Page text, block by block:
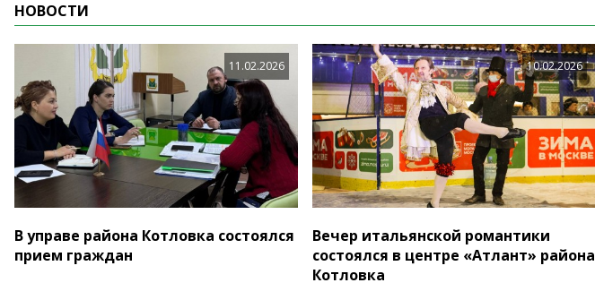
НОВОСТИ
11.02.2026
В управе района Котловка состоялся
прием граждан
10.02.2026
Вечер итальянской романтики
состоялся в центре «Атлант» района
Котловка